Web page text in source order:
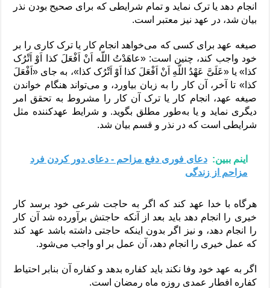
انجام دهد یا ترک نماید و تمام شرایطی که برای صحیح بودن نذر
بیان شد، در عهد نیز معتبر است.
صیغه عهد برای کسی که می‌خواهد انجام کار یا ترک کاری را بر
خود واجب کند، چنین است: «عاهَدْتُ اللّه اَنْ اَفْعَلَ کذا اَوْ اَتْرُک
کذا» یا «عَلَیَّ عَهْدُ اللّهِ اَنْ اَفْعَلَ کذا اَوْ اَتْرُک کذا»، به جای «اَفْعَلَ
کذا» تا آخر، آن کار را به زبان بیاورد، و می‌تواند هنگام خواندن
صیغه عهد، انجام کار یا ترک آن کار را مشروط به تحقق امر
دیگری نماید و یا به‌طور مطلق بگوید. و شرایط عهدکننده مثل
شرایطی است که در نذر و قسم بیان شد.
اینم ببین: دعای فوری دفع مزاحم - دعای دور کردن فرد
مزاحم از زندگی
هرگاه با خدا عهد کند که اگر به حاجت شرعی خود برسد کار
خیری را انجام دهد باید بعد از آنکه حاجتش برآورده شد آن کار
را انجام دهد، و نیز اگر بدون اینکه حاجتی داشته باشد عهد کند
که عمل خیری را انجام دهد، آن عمل بر او واجب می‌شود.
اگر به عهد خود وفا نکند باید کفاره بدهد و کفاره آن بنابر احتیاط
کفاره افطار عمدی روزه ماه رمضان است.